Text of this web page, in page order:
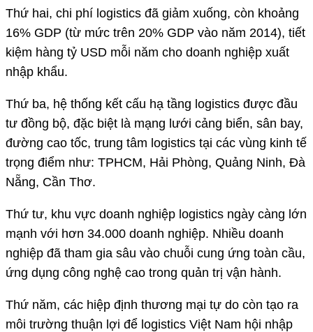
Thứ hai, chi phí logistics đã giảm xuống, còn khoảng
16% GDP (từ mức trên 20% GDP vào năm 2014), tiết
kiệm hàng tỷ USD mỗi năm cho doanh nghiệp xuất
nhập khẩu.
Thứ ba, hệ thống kết cấu hạ tầng logistics được đầu
tư đồng bộ, đặc biệt là mạng lưới cảng biển, sân bay,
đường cao tốc, trung tâm logistics tại các vùng kinh tế
trọng điểm như: TPHCM, Hải Phòng, Quảng Ninh, Đà
Nẵng, Cần Thơ.
Thứ tư, khu vực doanh nghiệp logistics ngày càng lớn
mạnh với hơn 34.000 doanh nghiệp. Nhiều doanh
nghiệp đã tham gia sâu vào chuỗi cung ứng toàn cầu,
ứng dụng công nghệ cao trong quản trị vận hành.
Thứ năm, các hiệp định thương mại tự do còn tạo ra
môi trường thuận lợi để logistics Việt Nam hội nhập